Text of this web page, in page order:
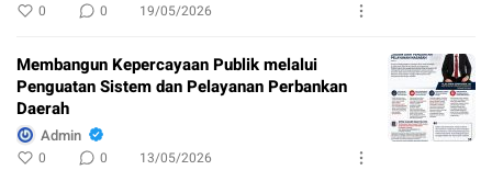
0 0 19/05/2026
Membangun Kepercayaan Publik melalui
Penguatan Sistem dan Pelayanan Perbankan
Daerah
Admin
0 0 13/05/2026